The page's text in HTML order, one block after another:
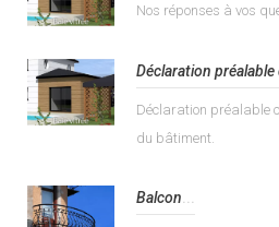
Nos réponses à vos
Déclaration
Déclaration préalable
du bâtiment.
Balcon